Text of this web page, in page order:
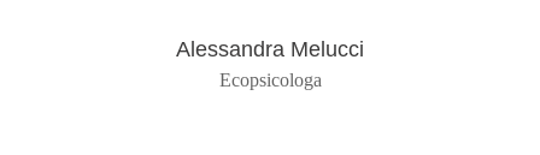
Alessandra Melucci
Ecopsicologa